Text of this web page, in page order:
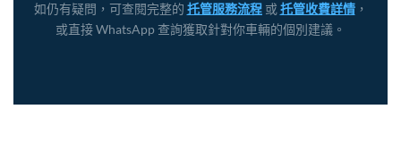
如仍有疑問，可查閱完整的 托管服務流程或 托管收費詳情，
或直接 WhatsApp 查詢獲取針對你車輛的個別建議。